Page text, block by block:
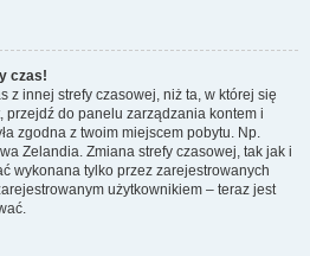
czas!
z innej strefy czasowej, niż ta, w której się
przejdź do panelu zarządzania kontem i
zgodna z twoim miejscem pobytu. Np.
Zelandia. Zmiana strefy czasowej, tak jak i
wykonana tylko przez zarejestrowanych
użytkownikiem – teraz jest